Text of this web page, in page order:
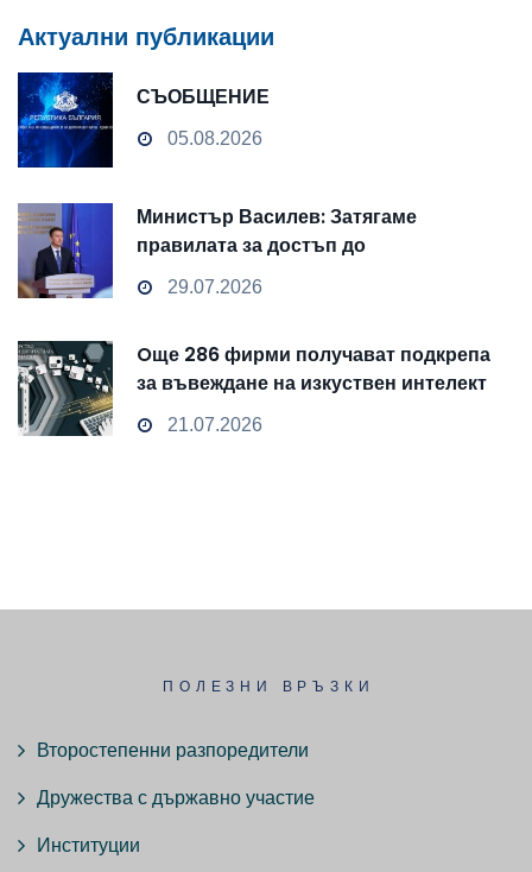
Актуални публикации
СЪОБЩЕНИЕ
05.08.2026
Министър Василев: Затягаме
правилата за достъп до
чувствителни данни
29.07.2026
Oще 286 фирми получават подкрепа
за въвеждане на изкуствен интелект
и облачни технологии
21.07.2026
ПОЛЕЗНИ ВРЪЗКИ
Второстепенни разпоредители
Дружества с държавно участие
Институции